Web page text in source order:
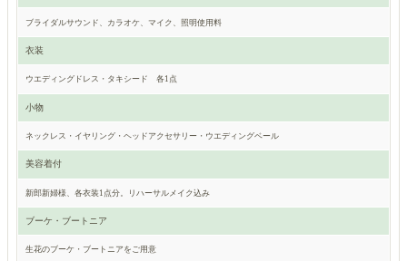
ブライダルサウンド、カラオケ、マイク、照明使用料
衣装
ウエディングドレス・タキシード 各1点
小物
ネックレス・イヤリング・ヘッドアクセサリー・ウエディングベール
美容着付
新郎新婦様、各衣装1点分。リハーサルメイク込み
ブーケ・ブートニア
生花のブーケ・ブートニアをご用意